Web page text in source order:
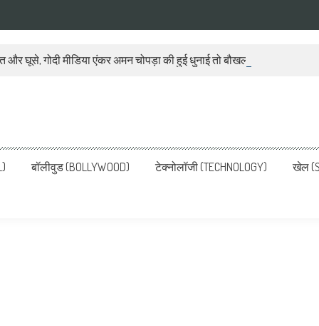
और घूसे, गोदी मीडिया एंकर अमन चोपड़ा की हुई धुनाई तो बौखला गया बीजेपी
Latest News in Hindi, Breaking
live, पढ़ें देश और दुनिया की ताजा ख़बरें
बॉलीवुड (BOLLYWOOD) टेक्नोलॉजी (TECHNOLOGY) खेल